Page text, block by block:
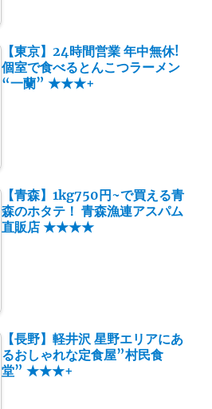
【東京】24時間営業 年中無休!
個室で食べるとんこつラーメン
“一蘭” ★★★+
【青森】1kg750円~で買える青
森のホタテ！ 青森漁連アスパム
直販店 ★★★★
【長野】軽井沢 星野エリアにあ
るおしゃれな定食屋”村民食
堂” ★★★+